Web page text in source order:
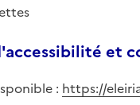
et
: https://